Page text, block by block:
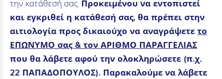
την κατάθεσή σας. Προκειμένου να εντοπιστεί
και εγκριθεί η κατάθεσή σας, θα πρέπει στην
αιτιολογία προς δικαιούχο να αναγράψετε το
ΕΠΩΝΥΜΟ σας & τον ΑΡΙΘΜΟ ΠΑΡΑΓΓΕΛΙΑΣ
που θα λάβετε αφού την ολοκληρώσετε (π.χ.
22 ΠΑΠΑΔΟΠΟΥΛΟΣ). Παρακαλούμε να λάβετε